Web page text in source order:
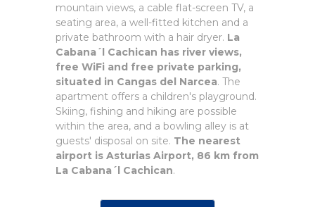
mountain views, a cable flat-screen TV, a
seating area, a well-fitted kitchen and a
private bathroom with a hair dryer. La
Cabana´l Cachican has river views,
free WiFi and free private parking,
situated in Cangas del Narcea. The
apartment offers a children's playground.
Skiing, fishing and hiking are possible
within the area, and a bowling alley is at
guests' disposal on site. The nearest
airport is Asturias Airport, 86 km from
La Cabana´l Cachican.